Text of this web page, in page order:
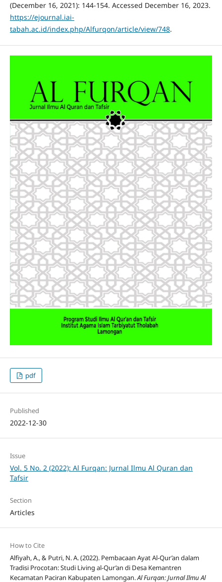
(December 16, 2021): 144-154. Accessed December 16, 2023.
https://ejournal.iai-
tabah.ac.id/index.php/Alfurqon/article/view/748.
pdf
Published
2022-12-30
Issue
Vol. 5 No. 2 (2022): Al Furqan: Jurnal Ilmu Al Quran dan
Tafsir
Section
Articles
How to Cite
Alfiyah, A., & Putri, N. A. (2022). Pembacaan Ayat Al-Qur’an dalam
Tradisi Procotan: Studi Living al-Qur’an di Desa Kemantren
Kecamatan Paciran Kabupaten Lamongan.Al Furqan: Jurnal Ilmu Al